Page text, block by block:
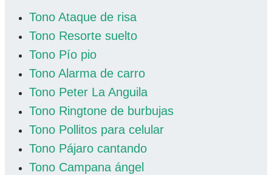
Tono Ataque de risa
Tono Resorte suelto
Tono Pío pio
Tono Alarma de carro
Tono Peter La Anguila
Tono Ringtone de burbujas
Tono Pollitos para celular
Tono Pájaro cantando
Tono Campana ángel